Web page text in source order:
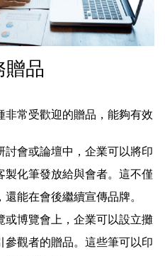
贈品
常受歡迎的贈品，能夠有效
討會或論壇中，企業可以將印
化筆發放給與會者。這不僅
能在會後繼續宣傳品牌。
或博覽會上，企業可以設立攤
觀者的贈品。這些筆可以印